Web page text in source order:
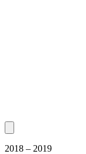
2018 – 2019